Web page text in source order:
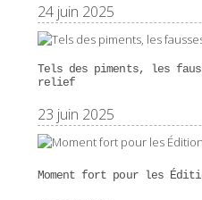
24 juin 2025
Tels des piments, les
relief
23 juin 2025
Moment fort pour les